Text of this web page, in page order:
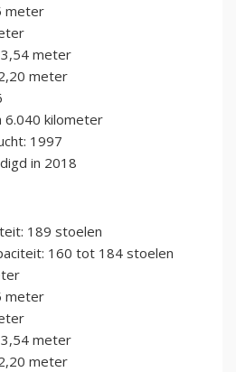
meter
meter
meter
6.040 kilometer
1997
in 2018
189 stoelen
160 tot 184 stoelen
meter
meter
meter